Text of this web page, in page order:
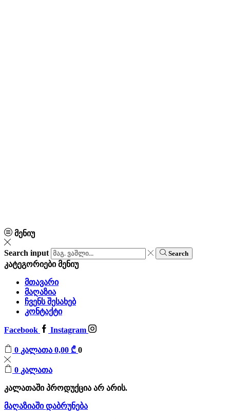
მენიუ
Search input Search
კატეგორიებიმენიუ
მთავარი
მაღაზია
ჩვენს შესახებ
კონტაქტი
Facebook Instagram
0 კალათა 0,00 ₾ 0
0 კალათა
კალათაში პროდუქცია არ არის.
მაღაზიაში დაბრუნება